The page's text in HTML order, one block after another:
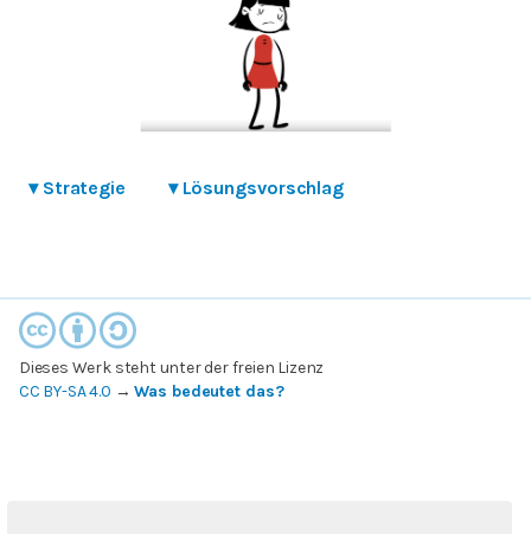
▾ Strategie ▾ Lösungsvorschlag
Dieses Werk steht unter der freien Lizenz
CC BY-SA 4.0 →Was bedeutet das?